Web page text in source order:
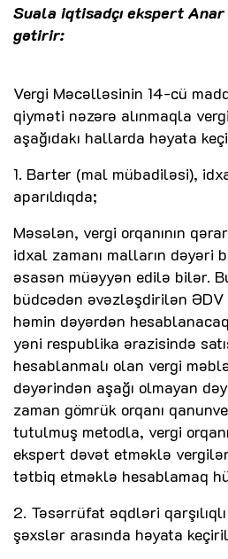
Suala iqtisadçı ekspert Anar
gətirir:
Vergi Məcəlləsinin 14-cü
qiyməti nəzərə alınmaqla
aşağıdakı hallarda həyata
1. Barter (mal mübadiləsi),
aparıldıqda;
Məsələn, vergi orqanının
idxal zamanı malların dəyəri
əsasən müəyyən edilə bilər.
büdcədən əvəzləşdirilən
həmin dəyərdən
yəni respublika ərazisində
hesablanmalı olan vergi
dəyərindən aşağı olmayan
zaman gömrük orqanı
tutulmuş metodla, vergi
ekspert dəvət etməklə
tətbiq etməklə hesablamaq
2. Təsərrüfat əqdləri
şəxslər arasında həyata